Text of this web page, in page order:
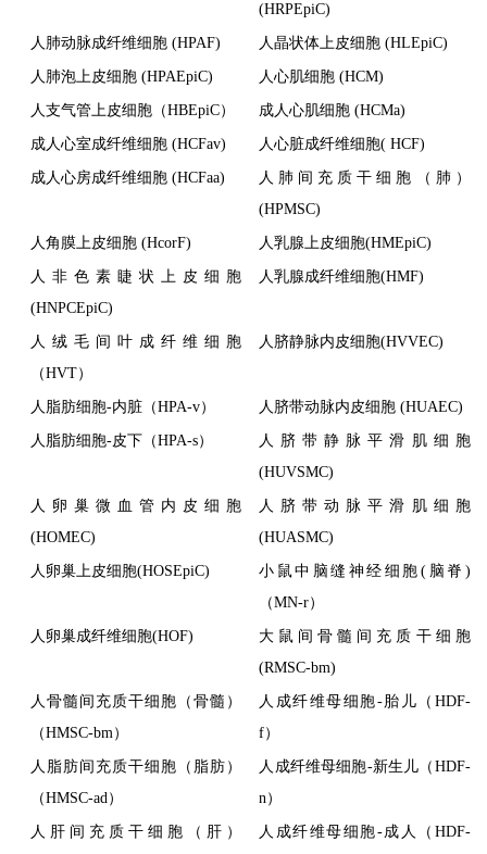
(HRPEpiC)
人肺动脉成纤维细胞 (HPAF) 人晶状体上皮细胞 (HLEpiC)
人肺泡上皮细胞 (HPAEpiC) 人心肌细胞 (HCM)
人支气管上皮细胞（HBEpiC） 成人心肌细胞 (HCMa)
成人心室成纤维细胞 (HCFav) 人心脏成纤维细胞( HCF)
成人心房成纤维细胞 (HCFaa)
人肺间充质干细胞（肺）
(HPMSC)
人角膜上皮细胞 (HcorF) 人乳腺上皮细胞(HMEpiC)
人非色素睫状上皮细胞
(HNPCEpiC)
人乳腺成纤维细胞(HMF)
人绒毛间叶成纤维细胞
（HVT）
人脐静脉内皮细胞(HVVEC)
人脂肪细胞-内脏（HPA-v） 人脐带动脉内皮细胞 (HUAEC)
人脂肪细胞-皮下（HPA-s）
人脐带静脉平滑肌细胞
(HUVSMC)
人卵巢微血管内皮细胞
(HOMEC)
人脐带动脉平滑肌细胞
(HUASMC)
人卵巢上皮细胞(HOSEpiC)
小鼠中脑缝神经细胞(脑脊)
（MN-r）
人卵巢成纤维细胞(HOF)
大鼠间骨髓间充质干细胞
(RMSC-bm)
人骨髓间充质干细胞（骨髓）
（HMSC-bm）
人成纤维母细胞-胎儿（HDF-
f）
人脂肪间充质干细胞（脂肪）
（HMSC-ad）
人成纤维母细胞-新生儿（HDF-
n）
人肝间充质干细胞（肝）
人成纤维母细胞-成人（HDF-